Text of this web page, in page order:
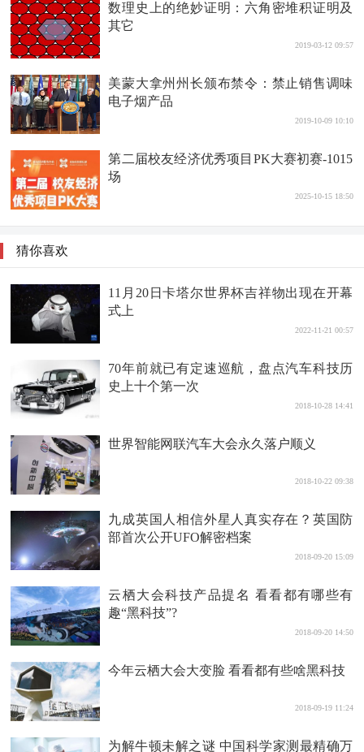
数理史上的绝妙证明：六角密堆积证明及
其它
2019-03-12 09:57
美蒙大拿州州长颁布禁令：禁止销售调味
电子烟产品
2019-10-09 10:10
第二届校友经济优秀项目PK大赛初赛-1015
场
2025-10-15 18:50
猜你喜欢
11月20日卡塔尔世界杯吉祥物出现在开幕
式上
2022-11-21 00:57
70年前就已有定速巡航，盘点汽车科技历
史上十个第一次
2018-10-28 14:41
世界智能网联汽车大会永久落户顺义
2018-10-22 09:38
九成英国人相信外星人真实存在？英国防
部首次公开UFO解密档案
2018-09-20 15:09
云栖大会科技产品提名 看看都有哪些有
趣“黑科技”?
2018-09-20 14:50
今年云栖大会大变脸 看看都有些啥黑科技
2018-09-19 11:24
为解牛顿未解之谜 中国科学家测最精确万